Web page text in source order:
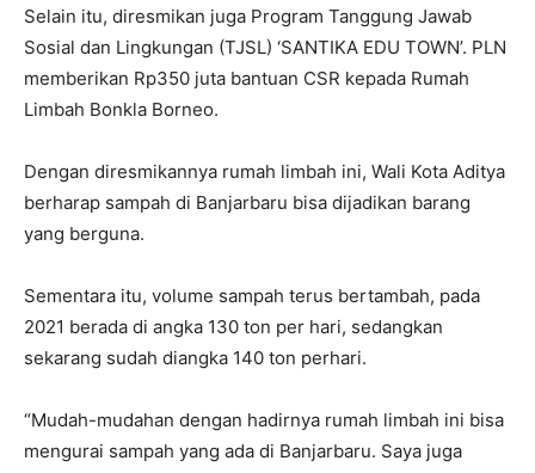
Selain itu, diresmikan juga Program Tanggung Jawab
Sosial dan Lingkungan (TJSL) ‘SANTIKA EDU TOWN’. PLN
memberikan Rp350 juta bantuan CSR kepada Rumah
Limbah Bonkla Borneo.
Dengan diresmikannya rumah limbah ini, Wali Kota Aditya
berharap sampah di Banjarbaru bisa dijadikan barang
yang berguna.
Sementara itu, volume sampah terus bertambah, pada
2021 berada di angka 130 ton per hari, sedangkan
sekarang sudah diangka 140 ton perhari.
“Mudah-mudahan dengan hadirnya rumah limbah ini bisa
mengurai sampah yang ada di Banjarbaru. Saya juga